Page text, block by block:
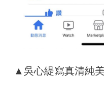
▲吳心緹寫真清純